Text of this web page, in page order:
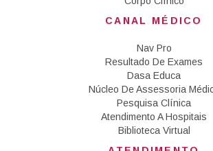
CANAL MÉDICO
Nav Pro
Resultado De Exames
Dasa Educa
Núcleo De Assessoria
Pesquisa Clínica
Atendimento A Hospitais
Biblioteca Virtual